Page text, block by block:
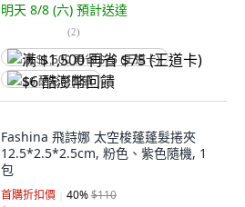
明天 8/8 (六) 預計送達
(2)
满 $1,500 再省 $75 (王道卡)
$6 酷澎幣回饋
Fashina 飛詩娜 太空梭蓬蓬髮捲夾
12.5*2.5*2.5cm, 粉色、紫色隨機, 1
包
首購折扣價 40%$110